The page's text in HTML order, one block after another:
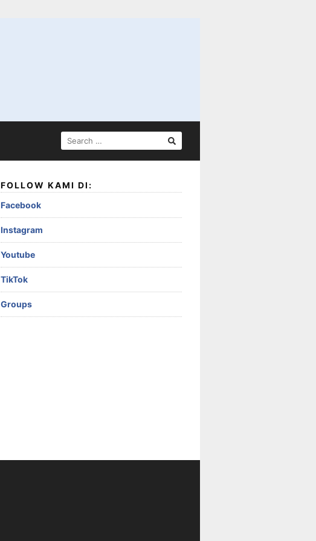
SEARCH
FOR:
FOLLOW KAMI DI:
Facebook
Instagram
Youtube
TikTok
Groups